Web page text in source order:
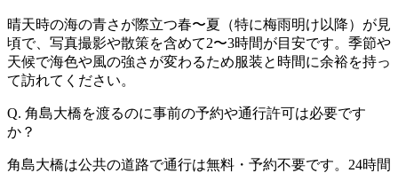
晴天時の海の青さが際立つ春〜夏（特に梅雨明け以降）が見
頃で、写真撮影や散策を含めて2〜3時間が目安です。季節や
天候で海色や風の強さが変わるため服装と時間に余裕を持っ
て訪れてください。
Q. 角島大橋を渡るのに事前の予約や通行許可は必要です
か？
角島大橋は公共の道路で通行は無料・予約不要です。24時間